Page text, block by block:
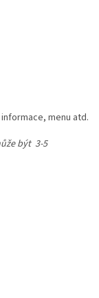
menu atd.
být 3-5